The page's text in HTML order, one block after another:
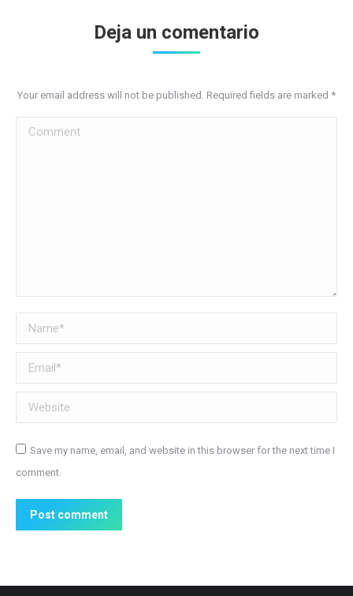
Deja un comentario
Your email address will not be published. Required fields are marked *
Comment
Name *
Email *
Website
Save my name, email, and website in this browser for the next time I
comment.
Post comment